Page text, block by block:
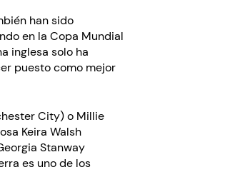
han sido
en la Copa Mundial
inglesa solo ha
puesto como mejor
City) o Millie
Keira Walsh
Stanway
es uno de los